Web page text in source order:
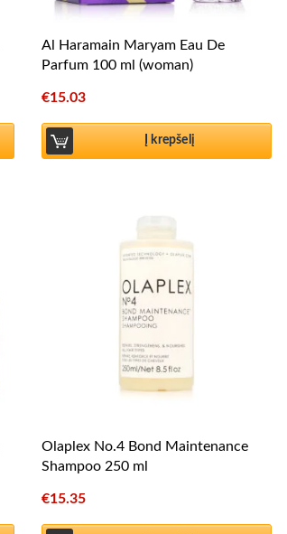
Al Haramain Maryam Eau De
Parfum 100 ml (woman)
€15.03
Į krepšelį
Olaplex No.4 Bond Maintenance
Shampoo 250 ml
€15.35